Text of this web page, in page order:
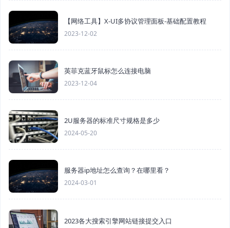
【网络工具】X-UI多协议管理面板-基础配置教程
2023-12-02
英菲克蓝牙鼠标怎么连接电脑
2023-12-04
2U服务器的标准尺寸规格是多少
2024-05-20
服务器ip地址怎么查询？在哪里看？
2024-03-01
2023各大搜索引擎网站链接提交入口